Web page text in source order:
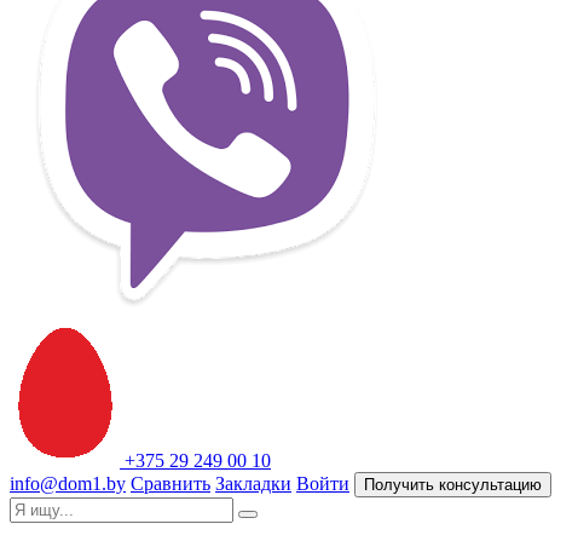
+375 29 249 00 10
info@dom1.by Сравнить Закладки Войти Получить консультацию